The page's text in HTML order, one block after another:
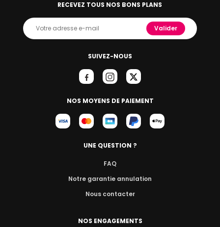
SUIVEZ-NOUS
NOS MOYENS DE PAIEMENT
RECEVEZ TOUS NOS BONS PLANS
Valider
UNE QUESTION ?
FAQ
Notre garantie annulation
Nous contacter
NOS ENGAGEMENTS